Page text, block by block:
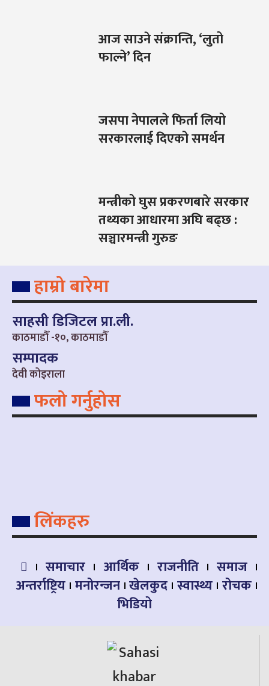
आज साउने संक्रान्ति, ‘लुतो
फाल्ने’ दिन
जसपा नेपालले फिर्ता लियो
सरकारलाई दिएको समर्थन
मन्त्रीको घुस प्रकरणबारे सरकार
तथ्यका आधारमा अघि बढ्छ :
सञ्चारमन्त्री गुरुङ
हाम्रो बारेमा
साहसी डिजिटल प्रा.ली.
काठमाडौँ -१०, काठमाडौँ
सम्पादक
देवी कोइराला
फलो गर्नुहोस
लिंकहरु
समाचार आर्थिक राजनीति
समाज
अन्तर्राष्ट्रिय मनोरन्जन खेलकुद स्वास्थ्य रोचक
भिडियो